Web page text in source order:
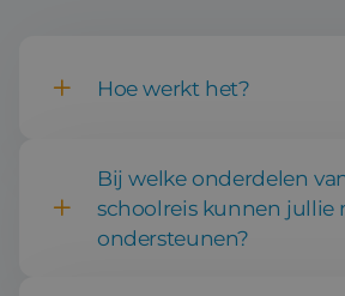
Hoe werkt het?
Bij welke onderdelen
schoolreis kunnen jullie
ondersteunen?